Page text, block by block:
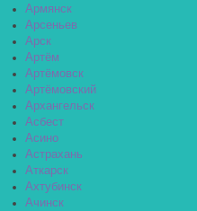
Армянск
Арсеньев
Арск
Артём
Артёмовск
Артёмовский
Архангельск
Асбест
Асино
Астрахань
Аткарск
Ахтубинск
Ачинск